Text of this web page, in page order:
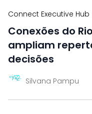
Connect Executive Hub
Conexões do
ampliam
decisões
Silvana Pampu